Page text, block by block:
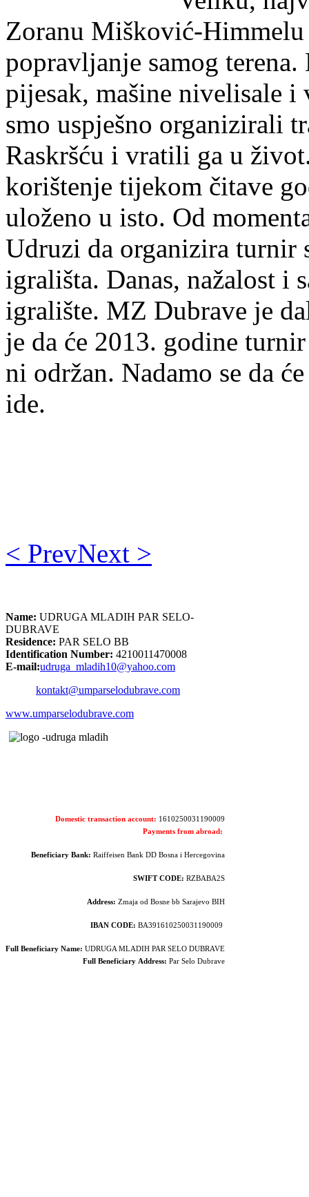
Zoranu Mišković-
popravljanje samog
pijesak, mašine nivelisale
smo uspješno organizirali
Raskršću i vratili ga u
korištenje tijekom čitave
uloženo u isto. Od
Udruzi da organizira turnir
igrališta. Danas, nažalost i
igralište. MZ Dubrave je
je da će 2013. godine
ni održan. Nadamo se da
ide.
< PrevNext >
Name: UDRUGA MLADIH PAR SELO-
DUBRAVE
Residence: PAR SELO BB
Identification Number: 4210011470008
E-mail:udruga_mladih10@yahoo.com
kontakt@umparselodubrave.com
www.umparselodubrave.com
Domestic transaction account: 1610250031190009
Payments from abroad:
Beneficiary Bank: Raiffeisen Bank DD Bosna i Hercegovina
SWIFT CODE: RZBABA2S
Address:Zmaja od Bosne bb Sarajevo BIH
IBAN CODE: BA391610250031190009
Full Beneficiary Name: UDRUGA MLADIH PAR SELO DUBRAVE
Full BeneficiaryAddress: Par Selo Dubrave